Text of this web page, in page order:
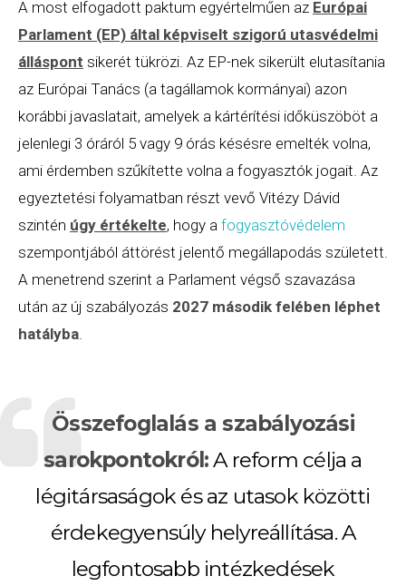
A most elfogadott paktum egyértelműen az Európai
Parlament (EP) által képviselt szigorú utasvédelmi
álláspont sikerét tükrözi. Az EP-nek sikerült elutasítania
az Európai Tanács (a tagállamok kormányai) azon
korábbi javaslatait, amelyek a kártérítési időküszöböt a
jelenlegi 3 óráról 5 vagy 9 órás késésre emelték volna,
ami érdemben szűkítette volna a fogyasztók jogait. Az
egyeztetési folyamatban részt vevő Vitézy Dávid
szintén úgy értékelte, hogy a fogyasztóvédelem
szempontjából áttörést jelentő megállapodás született.
A menetrend szerint a Parlament végső szavazása
után az új szabályozás 2027 második felében léphet
hatályba.
Összefoglalás a szabályozási
sarokpontokról:A reform célja a
légitársaságok és az utasok közötti
érdekegyensúly helyreállítása. A
legfontosabb intézkedések